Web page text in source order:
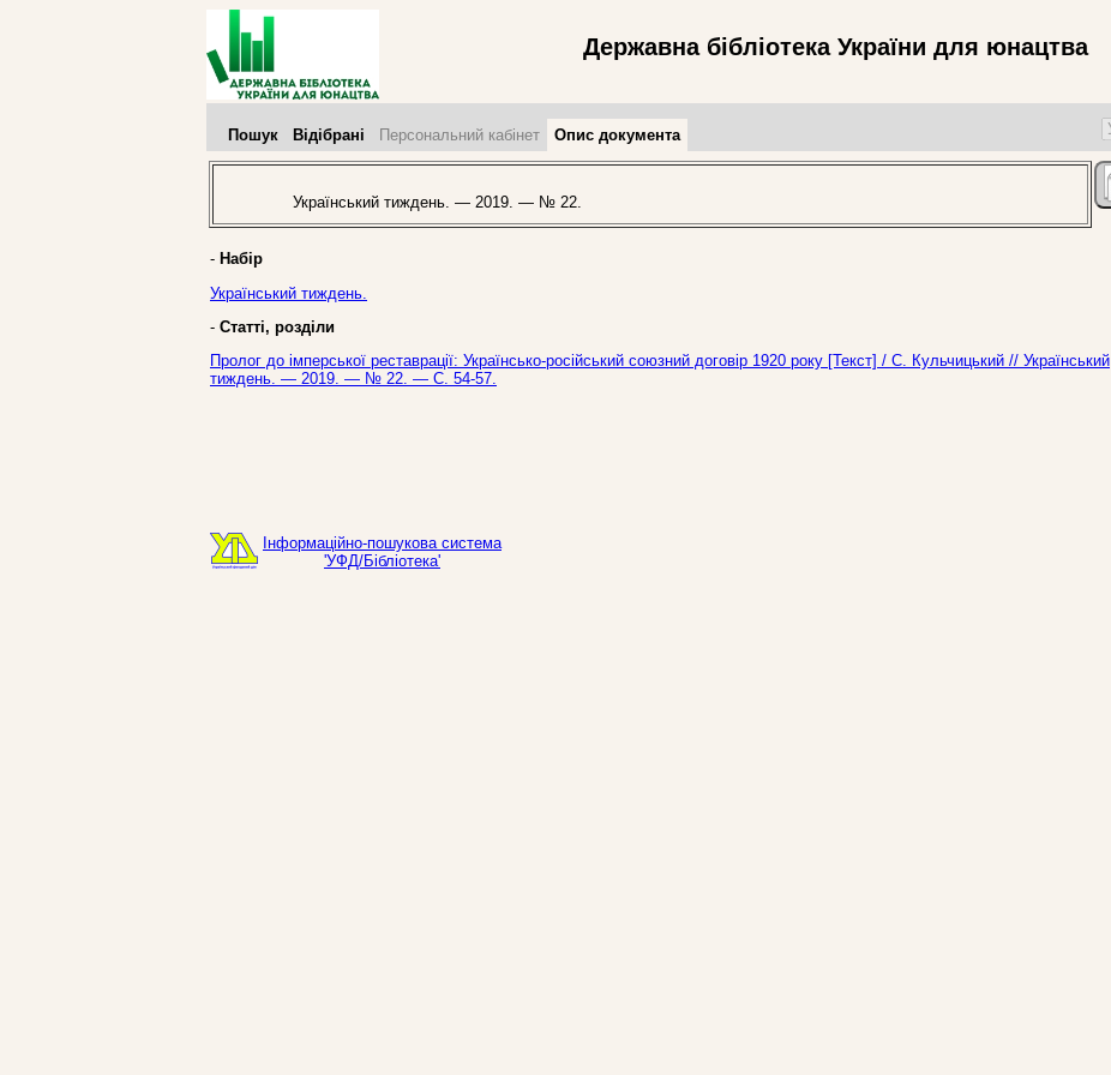
Державна бібліотека України для юнацтва
Пошук Відібрані Персональний кабінет Опис документа
Український тиждень. — 2019. — № 22.
- Набір
Український тиждень.
- Статті, розділи
Пролог до імперської реставрації: Українсько-російський союзний договір 1920 року [Текст] / С. Кульчицький // Український
тиждень. — 2019. — № 22. — С. 54-57.
Інформаційно-пошукова система
'УФД/Бібліотека'